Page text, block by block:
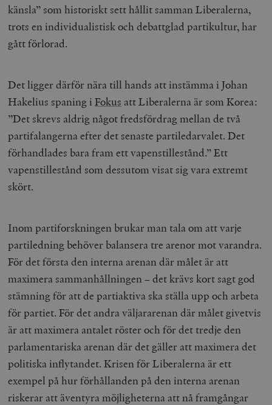
känsla” som historiskt sett hållit samman Liberalerna,
trots en individualistisk och debattglad partikultur, har
gått förlorad.
Det ligger därför nära till hands att instämma i Johan
Hakelius spaning iFokus att Liberalerna är som Korea:
”Det skrevs aldrig något fredsfördrag mellan de två
partifalangerna efter det senaste partiledarvalet. Det
förhandlades bara fram ett vapenstillestånd.” Ett
vapenstillestånd som dessutom visat sig vara extremt
skört.
Inom partiforskningen brukar man tala om att varje
partiledning behöver balansera tre arenor mot varandra.
För det första den interna arenan där målet är att
maximera sammanhållningen – det krävs kort sagt god
stämning för att de partiaktiva ska ställa upp och arbeta
för partiet. För det andra väljararenan där målet givetvis
är att maximera antalet röster och för det tredje den
parlamentariska arenan där det gäller att maximera det
politiska inflytandet. Krisen för Liberalerna är ett
exempel på hur förhållanden på den interna arenan
riskerar att äventyra möjligheterna att nå framgångar